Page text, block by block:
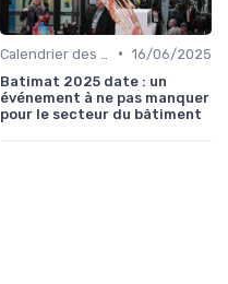
• 16/06/2025
Batimat 2025 date : un
événement à ne pas manquer
pour le secteur du bâtiment